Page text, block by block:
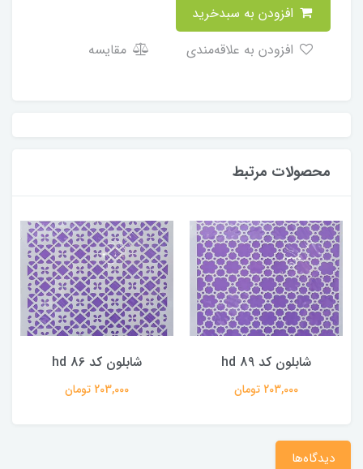
مقایسه
محصولات مرتبط
شابلون کد hd 89
203,000 تومان
شابلون کد hd 86
203,000 تومان
دیدگاه‌ها